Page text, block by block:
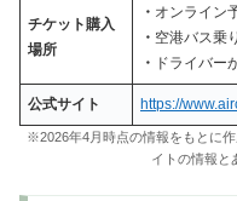
チケット購入
場所
・ オンライン
・ 空港バス乗
・ ドライバー
公式サイト https://
※2026年4月時点の情報をもとに
イトの情報と